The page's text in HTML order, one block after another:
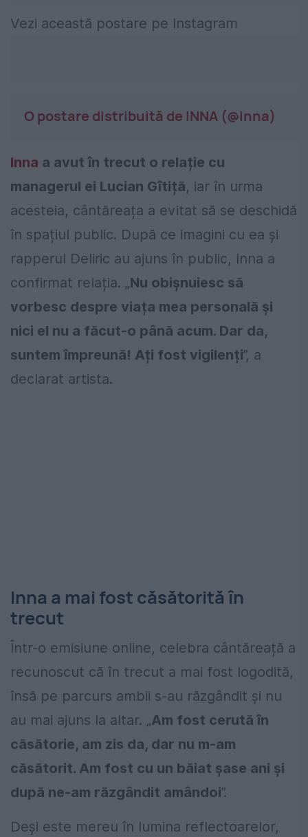
Vezi această postare pe Instagram
O postare distribuită de INNA (@inna)
Inna a avut în trecut o relație cu
managerul ei Lucian Gîtiță, iar în urma
acesteia, cântăreața a evitat să se deschidă
în spațiul public. După ce imagini cu ea și
rapperul Deliric au ajuns în public, Inna a
confirmat relația. „Nu obișnuiesc să
vorbesc despre viața mea personală și
nici el nu a făcut-o până acum. Dar da,
suntem împreună! Ați fost vigilenți”, a
declarat artista.
Inna a mai fost căsătorită în
trecut
Într-o emisiune online, celebra cântăreață a
recunoscut că în trecut a mai fost logodită,
însă pe parcurs ambii s-au răzgândit și nu
au mai ajuns la altar. „Am fost cerută în
căsătorie, am zis da, dar nu m-am
căsătorit. Am fost cu un băiat șase ani și
după ne-am răzgândit amândoi”.
Deși este mereu în lumina reflectoarelor,